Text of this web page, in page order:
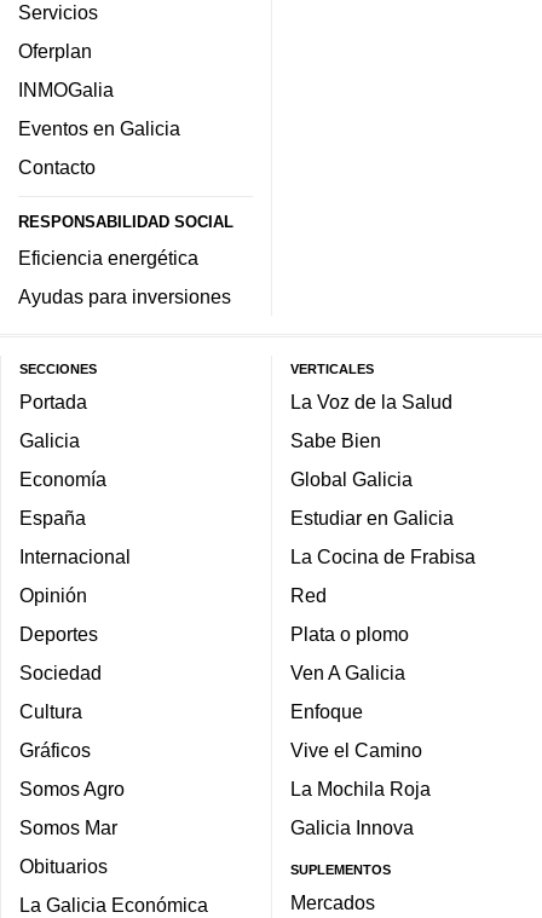
Servicios
Oferplan
INMOGalia
Eventos en Galicia
Contacto
RESPONSABILIDAD SOCIAL
Eficiencia energética
Ayudas para inversiones
SECCIONES
Portada
Galicia
Economía
España
Internacional
Opinión
Deportes
Sociedad
Cultura
Gráficos
Somos Agro
Somos Mar
Obituarios
La Galicia Económica
VERTICALES
La Voz de la Salud
Sabe Bien
Global Galicia
Estudiar en Galicia
La Cocina de Frabisa
Red
Plata o plomo
Ven A Galicia
Enfoque
Vive el Camino
La Mochila Roja
Galicia Innova
SUPLEMENTOS
Mercados